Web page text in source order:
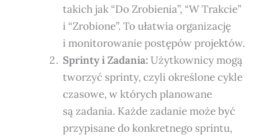
takich jak “Do Zrobienia”, “W Trakcie”
i “Zrobione”. To ułatwia organizację
i monitorowanie postępów projektów.
Sprinty i Zadania: Użytkownicy mogą
tworzyć sprinty, czyli określone cykle
czasowe, w których planowane
są zadania. Każde zadanie może być
przypisane do konkretnego sprintu,